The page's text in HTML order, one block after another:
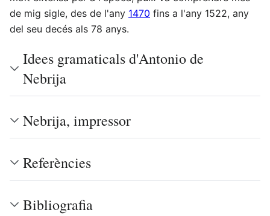
de mig sigle, des de l'any 1470 fins a l'any 1522, any
del seu decés als 78 anys.
Idees gramaticals d'Antonio de
Nebrija
Nebrija, impressor
Referències
Bibliografia